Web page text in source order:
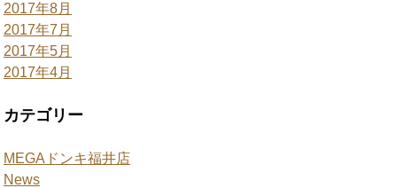
2017年8月
2017年7月
2017年5月
2017年4月
カテゴリー
MEGAドンキ福井店
News